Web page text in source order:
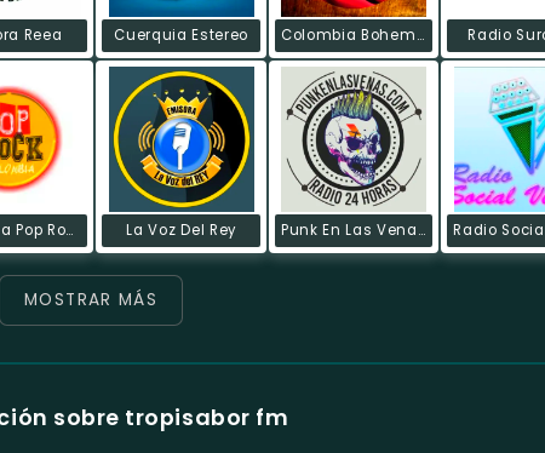
Reea Cuerquia Estereo Colombia Bohemia Radio
Colombia Pop Rock La Voz Del Rey Punk En Las Venas Radio
MOSTRAR MÁS
sobre tropisabor fm